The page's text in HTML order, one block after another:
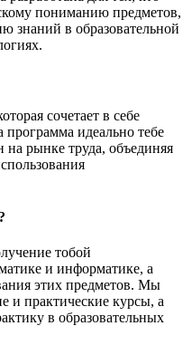
пониманию предметов,
знаний в образовательной
сочетает в себе
идеально тебе
на рынке труда, объединяя
тобой
и информатике, а
этих предметов. Мы
и практические курсы, а
в образовательных